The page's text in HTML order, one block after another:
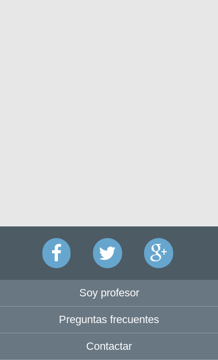
Soy profesor
Preguntas frecuentes
Contactar